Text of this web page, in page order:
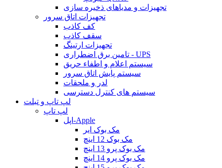
تجهیزات و مدیاهای ذخیره سازی
تجهیزات اتاق سرور
کف کاذب
سقف کاذب
تجهیزات ارتینگ
تامین برق اضطراری - UPS
سیستم اعلام و اطفاء حریق
سیستم پایش اتاق سرور
لدر و ملحقات
سیستم های کنترل دسترسی
لپ تاپ و تبلت
لپ تاپ
اپل-Apple
مک بوک ایر
مک بوک 12 اینچ
مک بوک پرو 13 اینچ
مک بوک پرو 14 اینچ